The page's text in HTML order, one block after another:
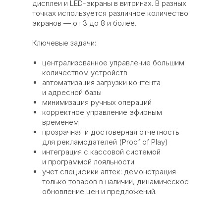
дисплеи и LED-экраны в витринах. В разных
точках используется различное количество
экранов — от 3 до 8 и более.
Ключевые задачи:
централизованное управление большим
количеством устройств
автоматизация загрузки контента
и адресной базы
минимизация ручных операций
корректное управление эфирным
временем
прозрачная и достоверная отчетность
для рекламодателей (Proof of Play)
интеграция с кассовой системой
и программой лояльности
учет специфики аптек: демонстрация
только товаров в наличии, динамическое
обновление цен и предложений.